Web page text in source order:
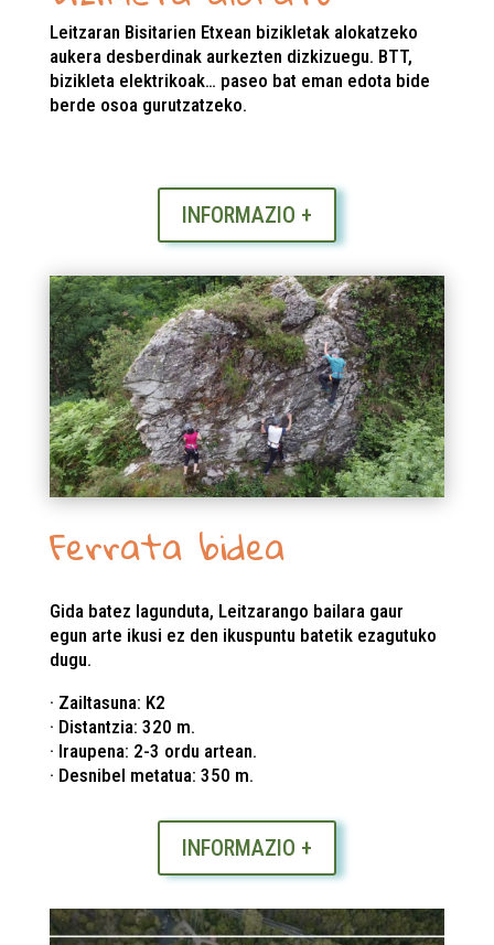
Leitzaran Bisitarien Etxean bizikletak alokatzeko
aukera desberdinak aurkezten dizkizuegu. BTT,
bizikleta elektrikoak… paseo bat eman edota bide
berde osoa gurutzatzeko.
INFORMAZIO +
Ferrata bidea
Gida batez lagunduta, Leitzarango bailara gaur
egun arte ikusi ez den ikuspuntu batetik ezagutuko
dugu.
· Zailtasuna: K2
· Distantzia: 320 m.
· Iraupena: 2-3 ordu artean.
· Desnibel metatua: 350 m.
INFORMAZIO +